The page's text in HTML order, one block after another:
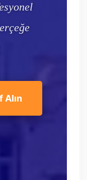
Alın